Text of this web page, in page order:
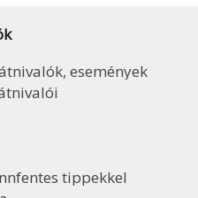
események
tippekkel